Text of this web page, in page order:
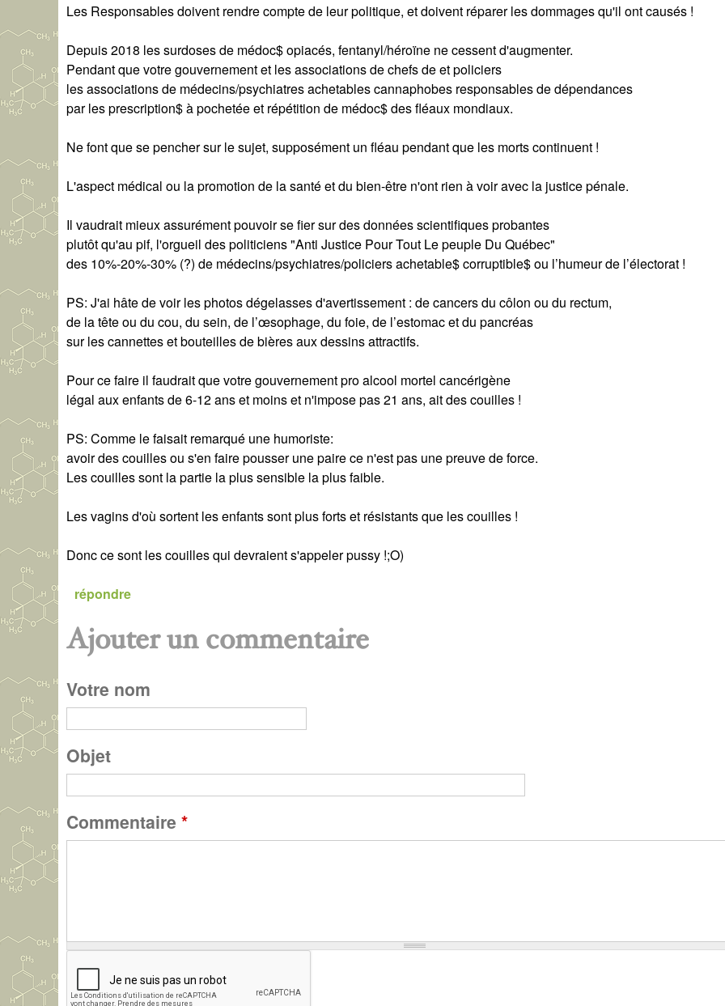
Les Responsables doivent rendre compte de leur politique, et doivent réparer les dommages qu'il ont causés !
Depuis 2018 les surdoses de médoc$ opiacés, fentanyl/héroïne ne cessent d'augmenter.
Pendant que votre gouvernement et les associations de chefs de et policiers
les associations de médecins/psychiatres achetables cannaphobes responsables de dépendances
par les prescription$ à pochetée et répétition de médoc$ des fléaux mondiaux.
Ne font que se pencher sur le sujet, supposément un fléau pendant que les morts continuent !
L'aspect médical ou la promotion de la santé et du bien-être n'ont rien à voir avec la justice pénale.
Il vaudrait mieux assurément pouvoir se fier sur des données scientifiques probantes
plutôt qu'au pif, l'orgueil des politiciens "Anti Justice Pour Tout Le peuple Du Québec"
des 10%-20%-30% (?) de médecins/psychiatres/policiers achetable$ corruptible$ ou l’humeur de l’électorat !
PS: J'ai hâte de voir les photos dégelasses d'avertissement : de cancers du côlon ou du rectum,
de la tête ou du cou, du sein, de l’œsophage, du foie, de l’estomac et du pancréas
sur les cannettes et bouteilles de bières aux dessins attractifs.
Pour ce faire il faudrait que votre gouvernement pro alcool mortel cancérigène
légal aux enfants de 6-12 ans et moins et n'impose pas 21 ans, ait des couilles !
PS: Comme le faisait remarqué une humoriste:
avoir des couilles ou s'en faire pousser une paire ce n'est pas une preuve de force.
Les couilles sont la partie la plus sensible la plus faible.
Les vagins d'où sortent les enfants sont plus forts et résistants que les couilles !
Donc ce sont les couilles qui devraient s'appeler pussy !;O)
répondre
P
a
g
e
s
Ajouter un commentaire
Votre nom
Objet
Commentaire *